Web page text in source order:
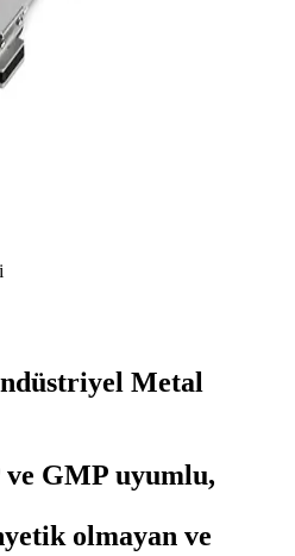
Metal
GMP uyumlu,
olmayan ve